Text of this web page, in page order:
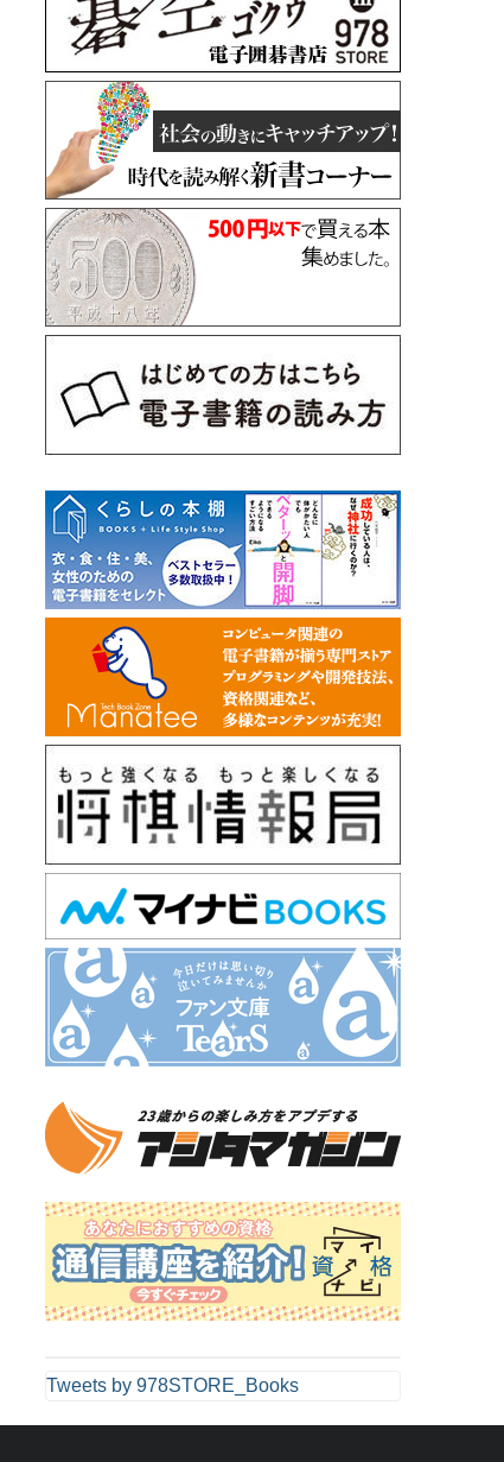
Tweets by 978STORE_Books